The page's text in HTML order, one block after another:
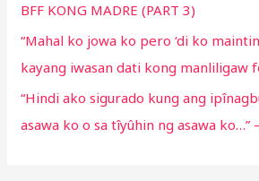
BFF KONG MADRE (PART 3)
“Mahal ko jowa ko pero ‘di ko
kayang iwasan dati kong manliligaw
“Hindi ako sigurado kung ang
asawa ko o sa tîyûhin ng asawa ko…”